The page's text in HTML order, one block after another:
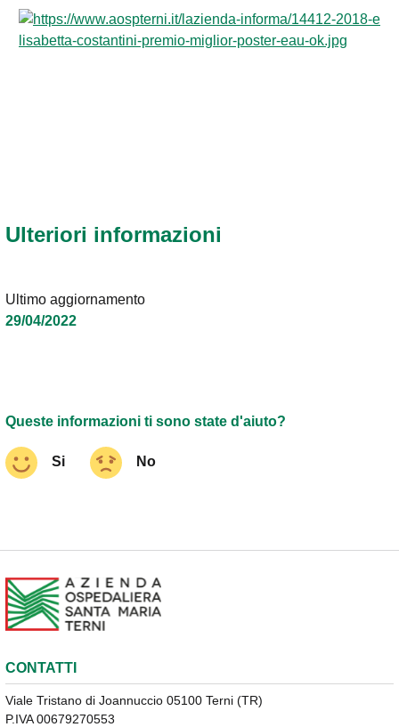
Ulteriori informazioni
Ultimo aggiornamento
29/04/2022
Queste informazioni ti sono state d'aiuto?
Si No
CONTATTI
Viale Tristano di Joannuccio 05100 Terni (TR)
P.IVA 00679270553